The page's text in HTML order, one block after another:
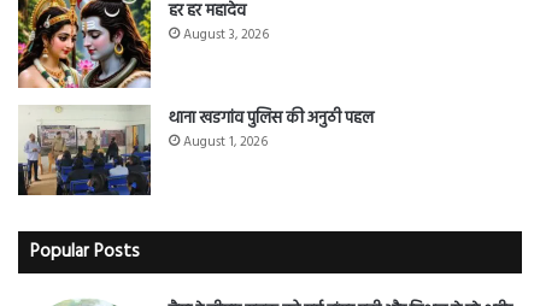
हर हर महादेव
August 3, 2026
थाना खडगांव पुलिस की अनुठी पहल
August 1, 2026
Popular Posts